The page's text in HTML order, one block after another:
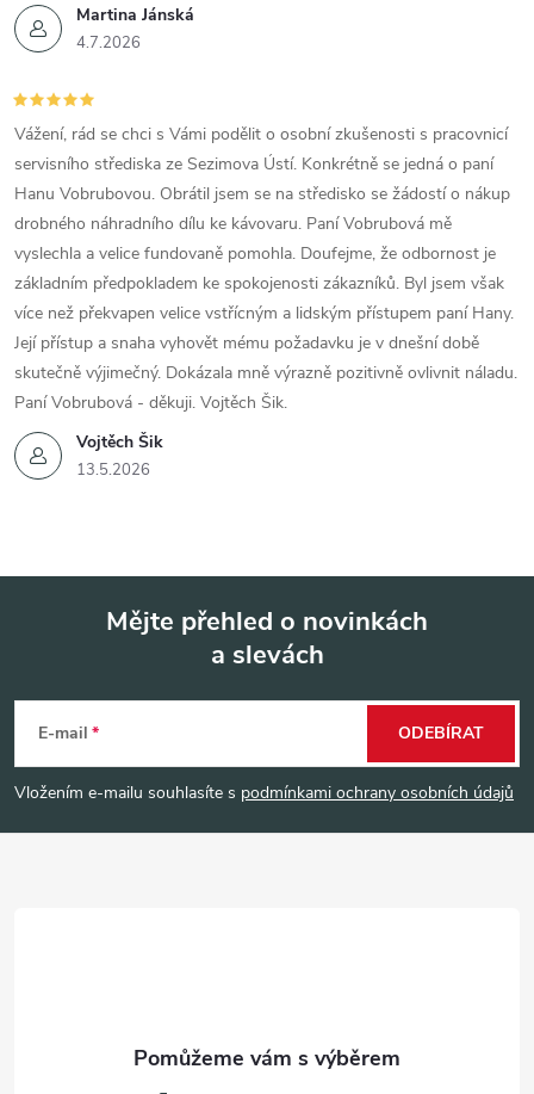
Martina Jánská
4.7.2026
Vojtěch Šik
13.5.2026
Vážení, rád se chci s Vámi podělit o osobní zkušenosti s pracovnicí
servisního střediska ze Sezimova Ústí. Konkrétně se jedná o paní
Hanu Vobrubovou. Obrátil jsem se na středisko se žádostí o nákup
drobného náhradního dílu ke kávovaru. Paní Vobrubová mě
vyslechla a velice fundovaně pomohla. Doufejme, že odbornost je
základním předpokladem ke spokojenosti zákazníků. Byl jsem však
více než překvapen velice vstřícným a lidským přístupem paní Hany.
Její přístup a snaha vyhovět mému požadavku je v dnešní době
skutečně výjimečný. Dokázala mně výrazně pozitivně ovlivnit náladu.
Paní Vobrubová - děkuji. Vojtěch Šik.
p
a
Mějte přehled o novinkách
a slevách
E-mail
Vložením e-mailu souhlasíte s podmínkami ochrany osobních údajů
ODEBÍRAT